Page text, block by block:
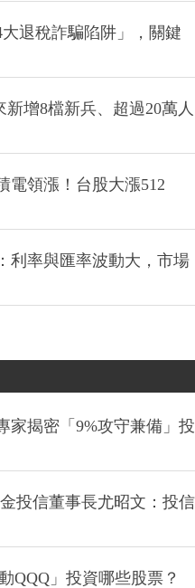
退稅詐騙陷阱」，關鍵
增8檔新兵、超過20萬人
電領漲！台股大漲512
利率與匯率波動大，市場
家揭密「9%攻守兼備」投
投信董事長尤昭文：投信
QQQ」投資哪些股票？